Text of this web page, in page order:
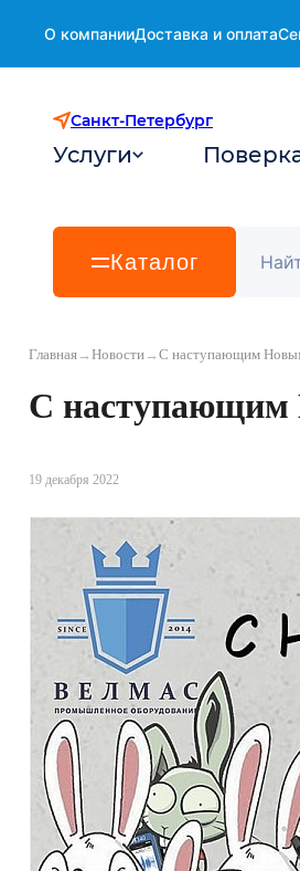
О компанииДоставка и оплата
Санкт-Петербург
Услуги
Каталог
Главная→ Новости→ С наступающим
С наступающим
19 декабря 2022